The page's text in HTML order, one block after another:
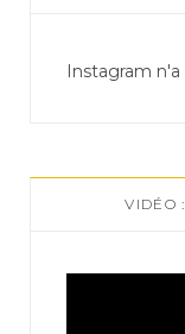
Instagram
VIDÉO